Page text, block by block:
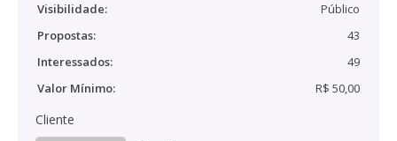
Visibilidade:
Público
Propostas:
43
Interessados:
49
Valor Mínimo:
R$ 50,00
Cliente